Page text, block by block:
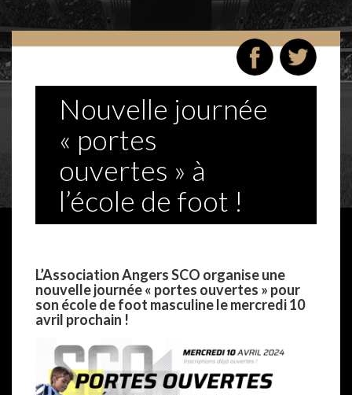
Nouvelle journée
« portes
ouvertes » à
l’école de foot !
L’Association Angers SCO organise une
nouvelle journée « portes ouvertes » pour
son école de foot masculine le mercredi 10
avril prochain !